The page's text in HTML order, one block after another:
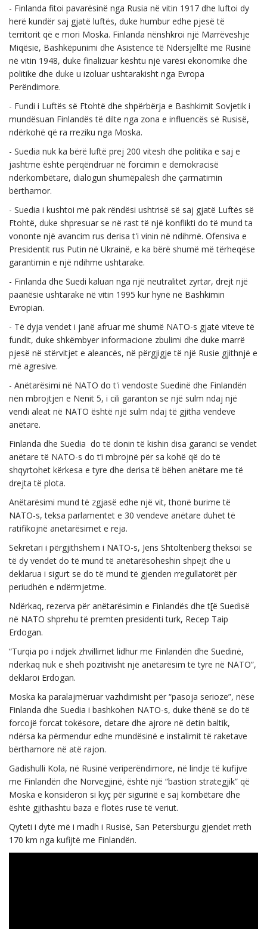
- Finlanda fitoi pavarësinë nga Rusia në vitin 1917 dhe luftoi dy
herë kundër saj gjatë luftës, duke humbur edhe pjesë të
territorit që e mori Moska. Finlanda nënshkroi një Marrëveshje
Miqësie, Bashkëpunimi dhe Asistence të Ndërsjelltë me Rusinë
në vitin 1948, duke finalizuar kështu një varësi ekonomike dhe
politike dhe duke u izoluar ushtarakisht nga Evropa
Perëndimore.
- Fundi i Luftës së Ftohtë dhe shpërbërja e Bashkimit Sovjetik i
mundësuan Finlandës të dilte nga zona e influencës së Rusisë,
ndërkohë që ra rreziku nga Moska.
- Suedia nuk ka bërë luftë prej 200 vitesh dhe politika e saj e
jashtme është përqëndruar në forcimin e demokracisë
ndërkombëtare, dialogun shumëpalësh dhe çarmatimin
bërthamor.
- Suedia i kushtoi më pak rëndësi ushtrisë së saj gjatë Luftës së
Ftohtë, duke shpresuar se në rast të një konflikti do të mund ta
vononte një avancim rus derisa t'i vinin në ndihmë. Ofensiva e
Presidentit rus Putin në Ukrainë, e ka bërë shumë më tërheqëse
garantimin e një ndihme ushtarake.
- Finlanda dhe Suedi kaluan nga një neutralitet zyrtar, drejt një
paanësie ushtarake në vitin 1995 kur hynë në Bashkimin
Evropian.
- Të dyja vendet i janë afruar më shumë NATO-s gjatë viteve të
fundit, duke shkëmbyer informacione zbulimi dhe duke marrë
pjesë në stërvitjet e aleancës, në përgjigje të një Rusie gjithnjë e
më agresive.
- Anëtarësimi në NATO do t'i vendoste Suedinë dhe Finlandën
nën mbrojtjen e Nenit 5, i cili garanton se një sulm ndaj një
vendi aleat në NATO është një sulm ndaj të gjitha vendeve
anëtare.
Finlanda dhe Suedia do të donin të kishin disa garanci se vendet
anëtare të NATO-s do t’i mbrojnë për sa kohë që do të
shqyrtohet kërkesa e tyre dhe derisa të bëhen anëtare me të
drejta të plota.
Anëtarësimi mund të zgjasë edhe një vit, thonë burime të
NATO-s, teksa parlamentet e 30 vendeve anëtare duhet të
ratifikojnë anëtarësimet e reja.
Sekretari i përgjithshëm i NATO-s, Jens Shtoltenberg theksoi se
të dy vendet do të mund të anëtarësoheshin shpejt dhe u
deklarua i sigurt se do të mund të gjenden rregullatorët për
periudhën e ndërmjetme.
Ndërkaq, rezerva për anëtarësimin e Finlandës dhe t[ë Suedisë
në NATO shprehu të premten presidenti turk, Recep Taip
Erdogan.
“Turqia po i ndjek zhvillimet lidhur me Finlandën dhe Suedinë,
ndërkaq nuk e sheh pozitivisht një anëtarësim të tyre në NATO”,
deklaroi Erdogan.
Moska ka paralajmëruar vazhdimisht për “pasoja serioze”, nëse
Finlanda dhe Suedia i bashkohen NATO-s, duke thënë se do të
forcojë forcat tokësore, detare dhe ajrore në detin baltik,
ndërsa ka përmendur edhe mundësinë e instalimit të raketave
bërthamore në atë rajon.
Gadishulli Kola, në Rusinë veriperëndimore, në lindje të kufijve
me Finlandën dhe Norvegjinë, është një “bastion strategjik” që
Moska e konsideron si kyç për sigurinë e saj kombëtare dhe
është gjithashtu baza e flotës ruse të veriut.
Qyteti i dytë më i madh i Rusisë, San Petersburgu gjendet rreth
170 km nga kufijtë me Finlandën.